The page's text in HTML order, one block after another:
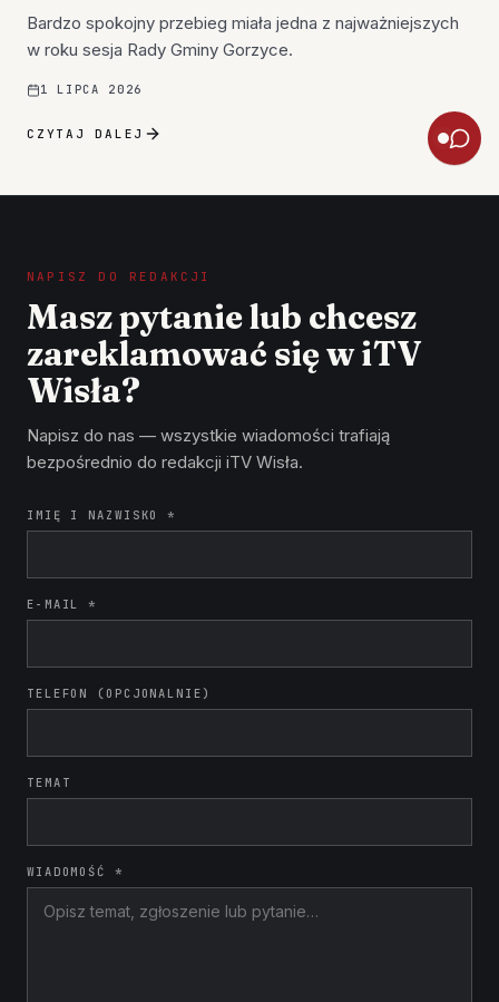
Bardzo spokojny przebieg miała jedna z najważniejszych
w roku sesja Rady Gminy Gorzyce.
1 LIPCA 2026
CZYTAJ DALEJ
NAPISZ DO REDAKCJI
Masz pytanie lub chcesz
zareklamować się w iTV
Wisła?
Napisz do nas — wszystkie wiadomości trafiają
bezpośrednio do redakcji iTV Wisła.
IMIĘ I NAZWISKO *
E-MAIL *
TELEFON (OPCJONALNIE)
TEMAT
WIADOMOŚĆ *